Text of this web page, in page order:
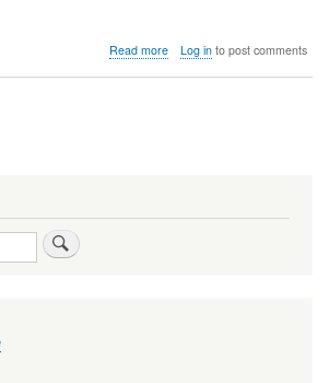
Read moreabout
Log into post comments